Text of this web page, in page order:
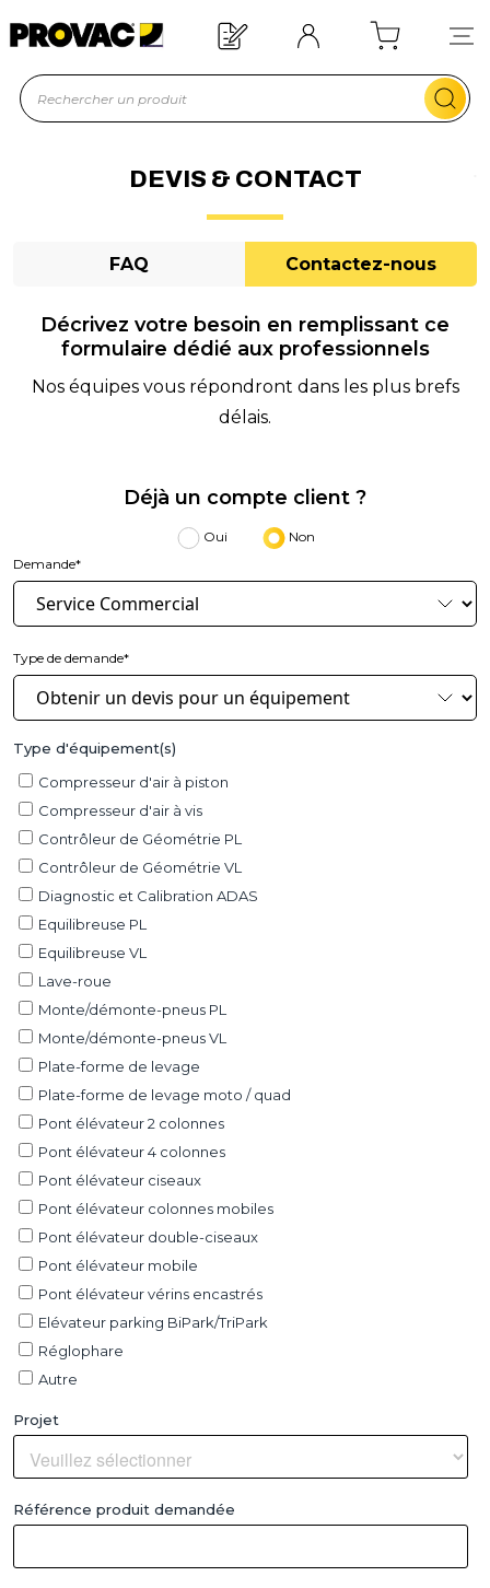
équipement ? Devis rapide !
DEVIS & CONTACT
FAQ Contactez-nous
Décrivez votre besoin en remplissant ce
formulaire dédié aux professionnels
Nos équipes vous répondront dans les plus brefs
délais.
Déjà un compte client ?
Oui
Non
Demande*
Type de demande*